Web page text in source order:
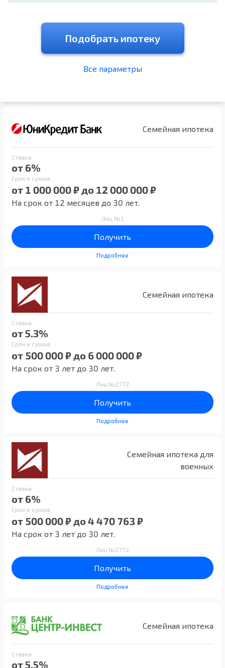
Подобрать ипотеку
Все параметры
Семейная ипотека
Ставка
от 6%
Срок и сумма
от 1 000 000 ₽ до 12 000 000 ₽
На срок от 12 месяцев до 30 лет.
Лиц №1
Получить
Подробнее
Семейная ипотека
Ставка
от 5.3%
Срок и сумма
от 500 000 ₽ до 6 000 000 ₽
На срок от 3 лет до 30 лет.
Лиц №2772
Получить
Подробнее
Семейная ипотека для
военных
Ставка
от 6%
Срок и сумма
от 500 000 ₽ до 4 470 763 ₽
На срок от 3 лет до 30 лет.
Лиц №2772
Получить
Подробнее
Семейная ипотека
Ставка
от 5.5%